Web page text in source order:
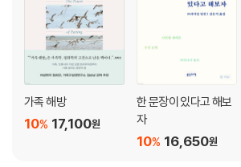
가족 해방
17,100원
10%
한 문장이 있다고 해보
자
16,650원
10%